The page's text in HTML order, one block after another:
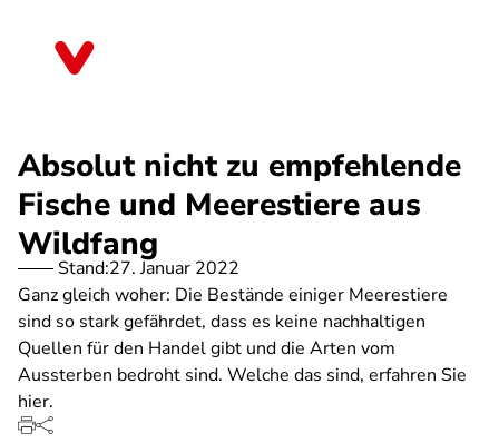
Absolut nicht zu empfehlende
Fische und Meerestiere aus
Wildfang
Stand:27. Januar 2022
Ganz gleich woher: Die Bestände einiger Meerestiere
sind so stark gefährdet, dass es keine nachhaltigen
Quellen für den Handel gibt und die Arten vom
Aussterben bedroht sind. Welche das sind, erfahren Sie
hier.